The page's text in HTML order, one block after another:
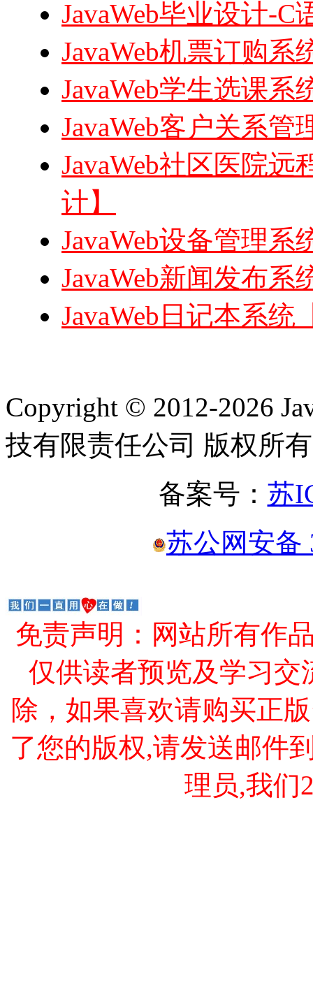
JavaWeb毕业设计-C
JavaWeb机票订购系
JavaWeb学生选课系
JavaWeb客户关系管
JavaWeb社区医院远
计】
JavaWeb设备管理系
JavaWeb新闻发布系
JavaWeb日记本系统
Copyright © 2012-2026
技有限责任公司 版权所有
备案号： 苏
苏公网安备
免责声明：网站所有作
仅供读者预览及学习交
除，如果喜欢请购买正
了您的版权,请发送邮件
理员,我们